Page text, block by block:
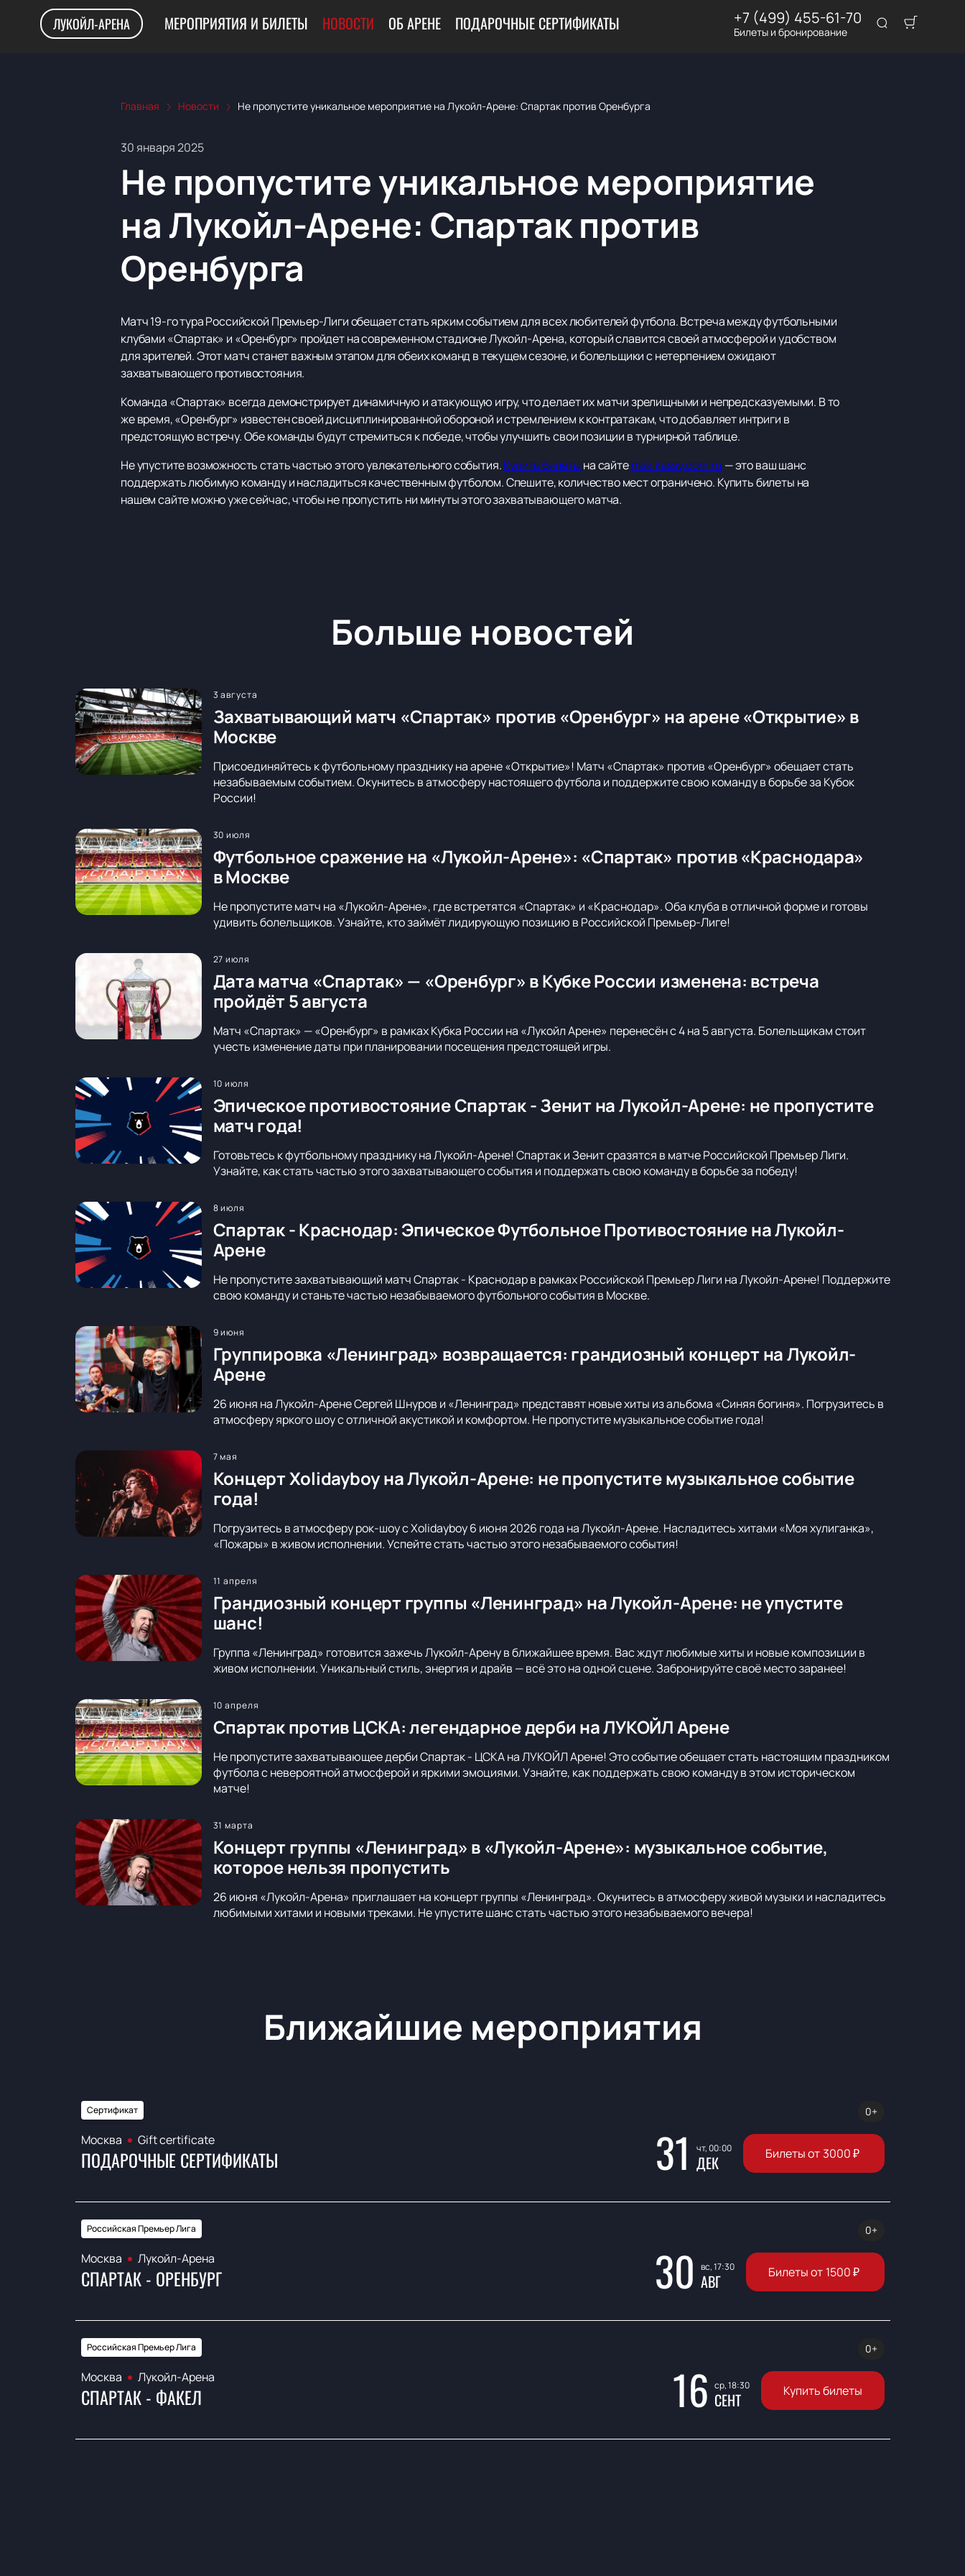
ЛУКОЙЛ-АРЕНА МЕРОПРИЯТИЯ И БИЛЕТЫ НОВОСТИ ОБ АРЕНЕ ПОДАРОЧНЫЕ СЕРТИФИКАТЫ +7 (499) 455-61-70
Билеты и бронирование
Главная Новости Не пропустите уникальное мероприятие на Лукойл-Арене: Спартак против Оренбурга
30 января 2025
Не пропустите уникальное мероприятие
на Лукойл-Арене: Спартак против
Оренбурга
Матч 19-го тура Российской Премьер-Лиги обещает стать ярким событием для всех любителей футбола. Встреча между футбольными
клубами «Спартак» и «Оренбург» пройдет на современном стадионе Лукойл-Арена, который славится своей атмосферой и удобством
для зрителей. Этот матч станет важным этапом для обеих команд в текущем сезоне, и болельщики с нетерпением ожидают
захватывающего противостояния.
Команда «Спартак» всегда демонстрирует динамичную и атакующую игру, что делает их матчи зрелищными и непредсказуемыми. В то
же время, «Оренбург» известен своей дисциплинированной обороной и стремлением к контратакам, что добавляет интриги в
предстоящую встречу. Обе команды будут стремиться к победе, чтобы улучшить свои позиции в турнирной таблице.
Не упустите возможность стать частью этого увлекательного события.Купить билеты на сайтеmsk.kassy.com.ru — это ваш шанс
поддержать любимую команду и насладиться качественным футболом. Спешите, количество мест ограничено. Купить билеты на
нашем сайте можно уже сейчас, чтобы не пропустить ни минуты этого захватывающего матча.
Больше новостей
3 августа
Захватывающий матч «Спартак» против «Оренбург» на арене «Открытие» в
Москве
Присоединяйтесь к футбольному празднику на арене «Открытие»! Матч «Спартак» против «Оренбург» обещает стать
незабываемым событием. Окунитесь в атмосферу настоящего футбола и поддержите свою команду в борьбе за Кубок
России!
30 июля
Футбольное сражение на «Лукойл-Арене»: «Спартак» против «Краснодара»
в Москве
Не пропустите матч на «Лукойл-Арене», где встретятся «Спартак» и «Краснодар». Оба клуба в отличной форме и готовы
удивить болельщиков. Узнайте, кто займёт лидирующую позицию в Российской Премьер-Лиге!
27 июля
Дата матча «Спартак» — «Оренбург» в Кубке России изменена: встреча
пройдёт 5 августа
Матч «Спартак» — «Оренбург» в рамках Кубка России на «Лукойл Арене» перенесён с 4 на 5 августа. Болельщикам стоит
учесть изменение даты при планировании посещения предстоящей игры.
10 июля
Эпическое противостояние Спартак - Зенит на Лукойл-Арене: не пропустите
матч года!
Готовьтесь к футбольному празднику на Лукойл-Арене! Спартак и Зенит сразятся в матче Российской Премьер Лиги.
Узнайте, как стать частью этого захватывающего события и поддержать свою команду в борьбе за победу!
8 июля
Спартак - Краснодар: Эпическое Футбольное Противостояние на Лукойл-
Арене
Не пропустите захватывающий матч Спартак - Краснодар в рамках Российской Премьер Лиги на Лукойл-Арене! Поддержите
свою команду и станьте частью незабываемого футбольного события в Москве.
9 июня
Группировка «Ленинград» возвращается: грандиозный концерт на Лукойл-
Арене
26 июня на Лукойл-Арене Сергей Шнуров и «Ленинград» представят новые хиты из альбома «Синяя богиня». Погрузитесь в
атмосферу яркого шоу с отличной акустикой и комфортом. Не пропустите музыкальное событие года!
7 мая
Концерт Xolidayboy на Лукойл-Арене: не пропустите музыкальное событие
года!
Погрузитесь в атмосферу рок-шоу с Xolidayboy 6 июня 2026 года на Лукойл-Арене. Насладитесь хитами «Моя хулиганка»,
«Пожары» в живом исполнении. Успейте стать частью этого незабываемого события!
11 апреля
Грандиозный концерт группы «Ленинград» на Лукойл-Арене: не упустите
шанс!
Группа «Ленинград» готовится зажечь Лукойл-Арену в ближайшее время. Вас ждут любимые хиты и новые композиции в
живом исполнении. Уникальный стиль, энергия и драйв — всё это на одной сцене. Забронируйте своё место заранее!
10 апреля
Спартак против ЦСКА: легендарное дерби на ЛУКОЙЛ Арене
Не пропустите захватывающее дерби Спартак - ЦСКА на ЛУКОЙЛ Арене! Это событие обещает стать настоящим праздником
футбола с невероятной атмосферой и яркими эмоциями. Узнайте, как поддержать свою команду в этом историческом
матче!
31 марта
Концерт группы «Ленинград» в «Лукойл-Арене»: музыкальное событие,
которое нельзя пропустить
26 июня «Лукойл-Арена» приглашает на концерт группы «Ленинград». Окунитесь в атмосферу живой музыки и насладитесь
любимыми хитами и новыми треками. Не упустите шанс стать частью этого незабываемого вечера!
Ближайшие мероприятия
Сертификат
Москва Gift certificate
ПОДАРОЧНЫЕ СЕРТИФИКАТЫ 31 чт, 00:00
ДЕК
0+
Билеты от 3000₽
Российская Премьер Лига
Москва Лукойл-Арена
СПАРТАК - ОРЕНБУРГ 30 вс, 17:30
АВГ
0+
Билеты от 1500₽
Российская Премьер Лига
Москва Лукойл-Арена
СПАРТАК - ФАКЕЛ 16 ср, 18:30
СЕНТ
0+
Купить билеты